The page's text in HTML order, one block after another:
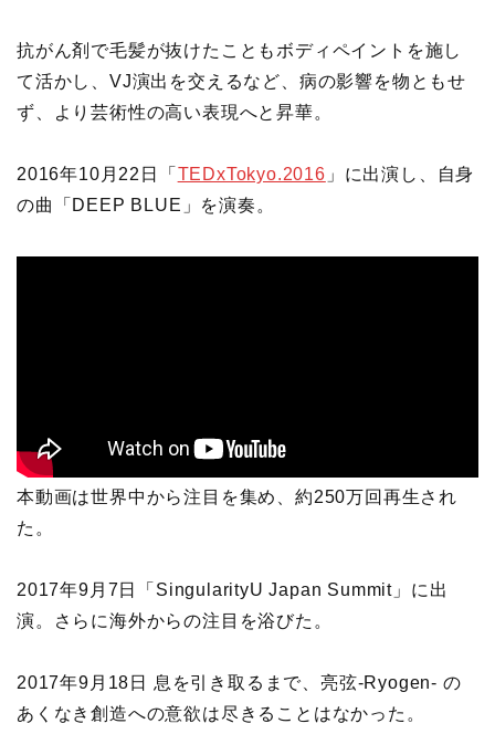
抗がん剤で毛髪が抜けたこともボディペイントを施し
て活かし、VJ演出を交えるなど、病の影響を物ともせ
ず、より芸術性の高い表現へと昇華。
2016年10月22日「 TEDxTokyo.2016 」に出演し、自身
の曲「DEEP BLUE」を演奏。
本動画は世界中から注目を集め、約250万回再生され
た。
2017年9月7日「SingularityU Japan Summit」に出
演。さらに海外からの注目を浴びた。
2017年9月18日 息を引き取るまで、亮弦-Ryogen- の
あくなき創造への意欲は尽きることはなかった。